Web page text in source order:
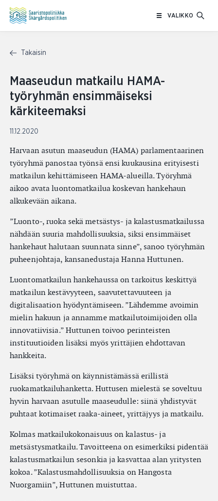
VALIKKO
Takaisin
Maaseudun matkailu HAMA-
työryhmän ensimmäiseksi
kärkiteemaksi
11.12.2020
Harvaan asutun maaseudun (HAMA) parlamentaarinen
työryhmä panostaa työnsä ensi kuukausina erityisesti
matkailun kehittämiseen HAMA-alueilla. Työryhmä
aikoo avata luontomatkailua koskevan hankehaun
alkukevään aikana.
”Luonto-, ruoka sekä metsästys- ja kalastusmatkailussa
nähdään suuria mahdollisuuksia, siksi ensimmäiset
hankehaut halutaan suunnata sinne”, sanoo työryhmän
puheenjohtaja, kansanedustaja Hanna Huttunen.
Luontomatkailun hankehaussa on tarkoitus keskittyä
matkailun kestävyyteen, saavutettavuuteen ja
digitalisaation hyödyntämiseen. ”Lähdemme avoimin
mielin hakuun ja annamme matkailutoimijoiden olla
innovatiivisia.” Huttunen toivoo perinteisten
instituutioiden lisäksi myös yrittäjien ehdottavan
hankkeita.
Lisäksi työryhmä on käynnistämässä erillistä
ruokamatkailuhanketta. Huttusen mielestä se soveltuu
hyvin harvaan asutulle maaseudulle: siinä yhdistyvät
puhtaat kotimaiset raaka-aineet, yrittäjyys ja matkailu.
Kolmas matkailukokonaisuus on kalastus- ja
metsästysmatkailu. Tavoitteena on esimerkiksi pidentää
kalastusmatkailun sesonkia ja kasvattaa alan yritysten
kokoa. ”Kalastusmahdollisuuksia on Hangosta
Nuorgamiin”, Huttunen muistuttaa.